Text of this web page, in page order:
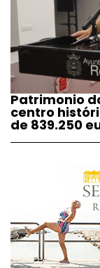
Patrimonio
centro
de 839.250